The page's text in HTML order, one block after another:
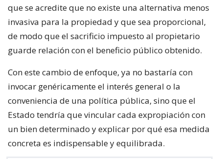
que se acredite que no existe una alternativa menos
invasiva para la propiedad y que sea proporcional,
de modo que el sacrificio impuesto al propietario
guarde relación con el beneficio público obtenido.
Con este cambio de enfoque, ya no bastaría con
invocar genéricamente el interés general o la
conveniencia de una política pública, sino que el
Estado tendría que vincular cada expropiación con
un bien determinado y explicar por qué esa medida
concreta es indispensable y equilibrada.